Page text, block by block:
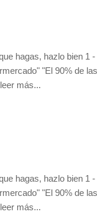
hagas, hazlo bien 1
"El 90% de
más...
hagas, hazlo bien 1
"El 90% de
más...